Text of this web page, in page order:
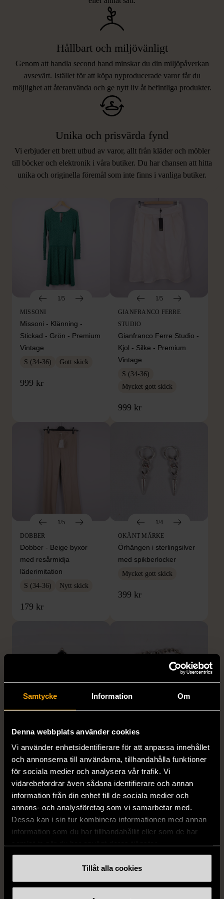
Samtycke Information Om
Denna webbplats använder cookies
Vi använder enhetsidentifierare för att anpassa innehållet
och annonserna till användarna, tillhandahålla funktioner
för sociala medier och analysera vår trafik. Vi
vidarebefordrar även sådana identifierare och annan
information från din enhet till de sociala medier och
annons- och analysföretag som vi samarbetar med.
Dessa kan i sin tur kombinera informationen med annan
information som du har tillhandahållit eller som de har
Tillåt alla cookies
Hållbart och miljövänligt
Genom att handla second hand minskar du din miljöpåverkan
avsevärt. Istället för att köpa nyproducerade varor får du
möjlighet att återanvända och ge nytt liv åt befintliga produkter.
Unika och prisvärda fynd
Vi erbjuder ett brett utbud av varor, allt från kläder och möbler
till böcker och elektronik i våra butiker. Du har chansen att hitta
unika och originella föremål som inte finns i vanliga butiker.
LIKNANDE PRODUKTER
Hitta produkter som påminner om denna
1/5
MISSONI
Missoni - Klänning -
Stickad - Grön - Premium
Vintage
S (34-36) Gott skick
999 kr
1/5
GIANFRANCO FERRE
STUDIO
Gianfranco Ferre Studio -
Kjol - Silke - Premium
Vintage
S (34-36)
Mycket gott skick
999 kr
1/5
DOBBER
Dobber - Beige byxor
med resårmidja
läderimitation
S (34-36) Nytt skick
179 kr
1/4
OKÄNT MÄRKE
Örhängen i sterlingsilver
med spikberlocker
Mycket gott skick
399 kr
KUMKUM
KumKum Ring i
sterlingsilver med svarta
stenar
Gott skick
399 kr
OKÄNT MÄRKE
Armband med färgglada
kulor
Gott skick
69 kr